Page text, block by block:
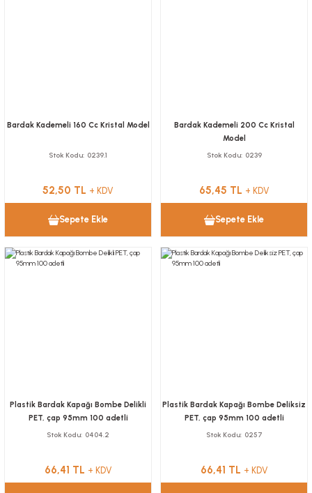
Bardak Kademeli 160 Cc Kristal Model
Stok Kodu 0239.1
52,50 TL + KDV
Sepete Ekle
Bardak Kademeli 200 Cc Kristal
Model
Stok Kodu 0239
65,45 TL + KDV
Sepete Ekle
Plastik Bardak Kapağı Bombe Delikli
PET, çap 95mm 100 adetli
Stok Kodu 0404.2
66,41 TL + KDV
Plastik Bardak Kapağı Bombe Deliksiz
PET, çap 95mm 100 adetli
Stok Kodu 0257
66,41 TL + KDV